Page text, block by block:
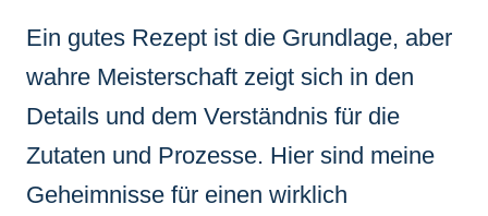
Ein gutes Rezept ist die Grundlage, aber
wahre Meisterschaft zeigt sich in den
Details und dem Verständnis für die
Zutaten und Prozesse. Hier sind meine
Geheimnisse für einen wirklich